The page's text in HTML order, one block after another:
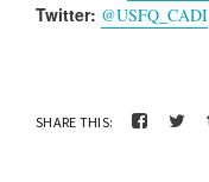
Twitter: @USFQ_CADI
SHARE THIS: